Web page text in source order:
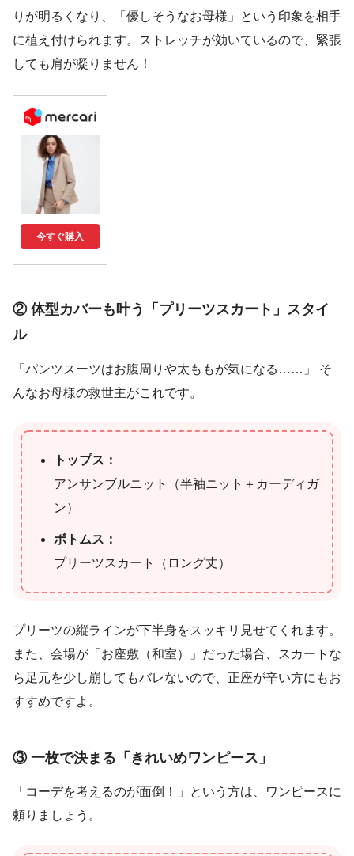
りが明るくなり、「優しそうなお母様」という印象を相手
に植え付けられます。ストレッチが効いているので、緊張
しても肩が凝りません！
今すぐ購入
② 体型カバーも叶う「プリーツスカート」スタイ
ル
「パンツスーツはお腹周りや太ももが気になる……」 そ
んなお母様の救世主がこれです。
トップス：
アンサンブルニット（半袖ニット＋カーディガ
ン）
ボトムス：
プリーツスカート（ロング丈）
プリーツの縦ラインが下半身をスッキリ見せてくれます。
また、会場が「お座敷（和室）」だった場合、スカートな
ら足元を少し崩してもバレないので、正座が辛い方にもお
すすめですよ。
③ 一枚で決まる「きれいめワンピース」
「コーデを考えるのが面倒！」という方は、ワンピースに
頼りましょう。